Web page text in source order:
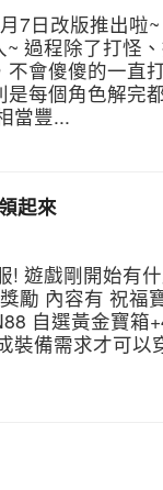
7日改版推出啦
過程除了打怪
會傻傻的一直
每個角色解完
當豐...
起來
遊戲剛開始有
勵 內容有 祝福
自選黃金寶箱
裝備需求才可以